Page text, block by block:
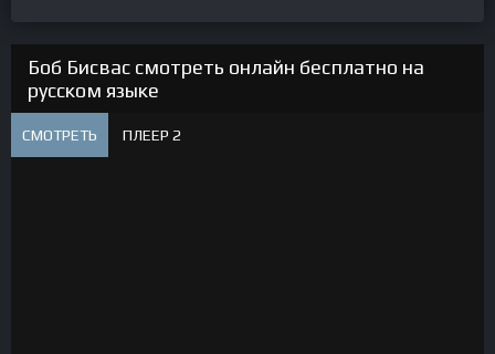
Боб Бисвас смотреть онлайн бесплатно на
русском языке
СМОТРЕТЬ ПЛЕЕР 2